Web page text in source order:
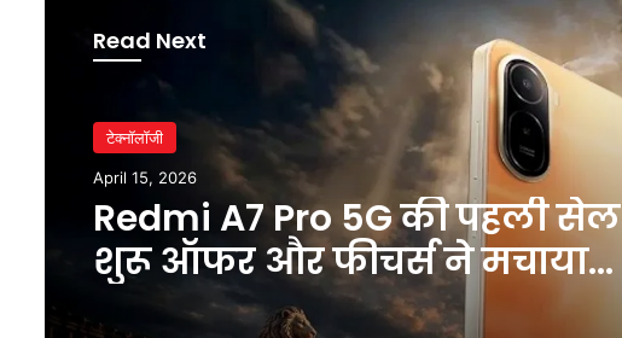
Read Next
टेक्नॉलॉजी
April 15, 2026
Redmi A7 Pro 5G की पहली सेल
शुरू ऑफर और फीचर्स ने मचाया
धमाल